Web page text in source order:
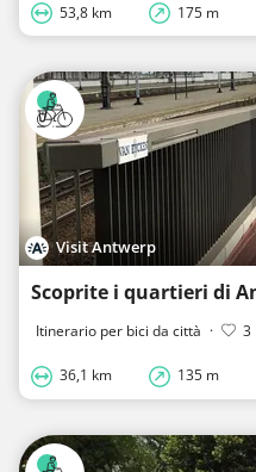
53,8 km 175 m
Visit Antwerp
Itinerario per bici da città · 3
36,1 km 135 m